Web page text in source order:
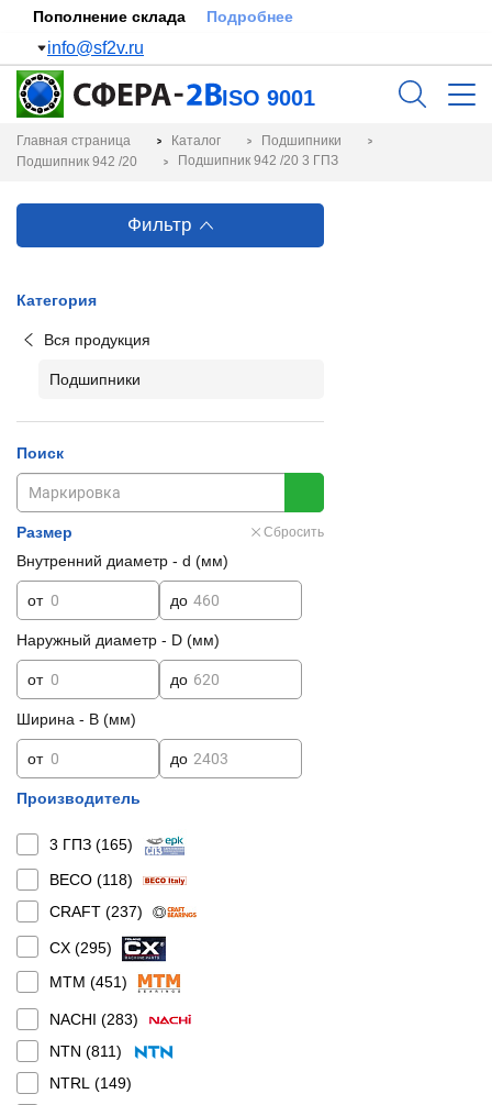
Пополнение склада Подробнее
info@sf2v.ru
ISO 9001
Главная страница Каталог
Подшипники
Подшипник 942 /20
Подшипник 942 /20 3 ГПЗ
Фильтр
Категория
Вся продукция
Подшипники
Поиск
Размер Сбросить
Внутренний диаметр - d (мм)
от до
Наружный диаметр - D (мм)
от до
Ширина - B (мм)
от до
Производитель
3 ГПЗ (165)
BECO (118)
CRAFT (237)
CX (295)
MTM (451)
NACHI (283)
NTN (811)
NTRL (149)